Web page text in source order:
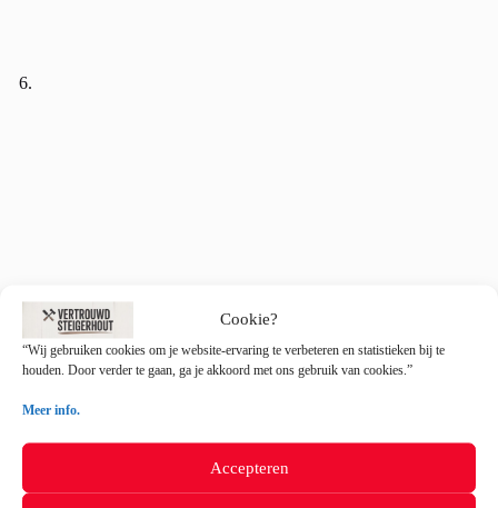
Cookie?
“Wij gebruiken cookies om je website-ervaring te verbeteren en statistieken bij te
houden. Door verder te gaan, ga je akkoord met ons gebruik van cookies.”
Meer info.
Accepteren